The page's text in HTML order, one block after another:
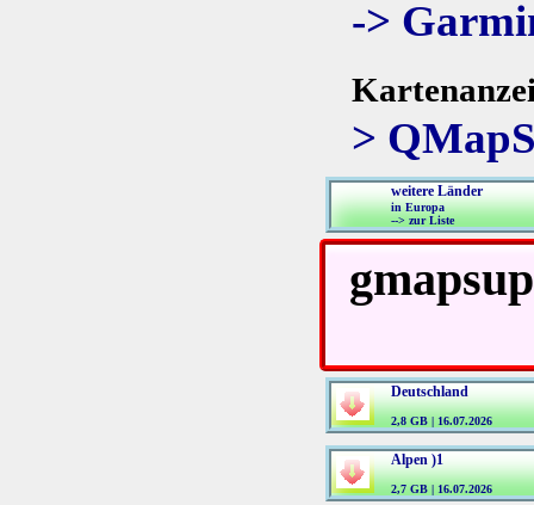
->
>
weitere Länder
in Europa
--> zur Liste
Deutschland
2,8 GB | 16.07.2026
Alpen )1
2,7 GB | 16.07.2026